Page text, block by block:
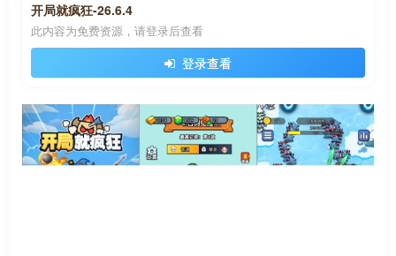
开局就疯狂-26.6.4
此内容为免费资源，请登录后查看
登录查看